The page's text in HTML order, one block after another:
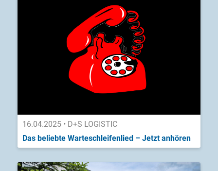
16.04.2025 • D+S LOGISTIC
Das beliebte Warteschleifenlied – Jetzt anhören